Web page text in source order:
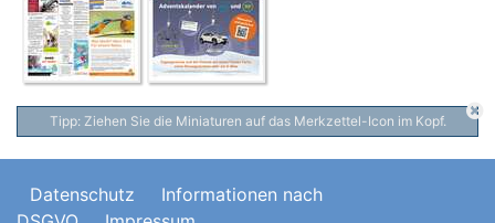
Tipp: Ziehen Sie die Miniaturen auf das Merkzettel-Icon im Kopf.
Datenschutz
Informationen nach